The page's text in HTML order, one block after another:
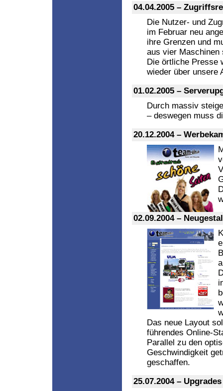
04.04.2005 –
Die Nutzer- und
im Februar neu
ihre Grenzen und
aus vier Maschinen
Die örtliche Presse
wieder über unsere
01.02.2005 –
Durch massiv
– deswegen muss
20.12.2004 –
02.09.2004 –
Das neue Layout
führendes Online-
Parallel zu den
Geschwindigkeit
geschaffen.
25.07.2004 –